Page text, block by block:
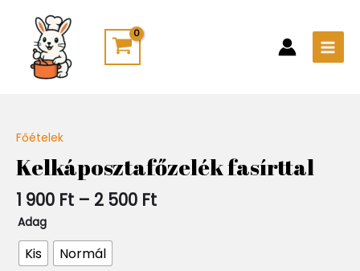
content
Főételek
Kelkáposztafőzelék fasírttal
1 900 Ft – 2 500 Ft
1
900 Ft
-
2
Adag
Kis Normál